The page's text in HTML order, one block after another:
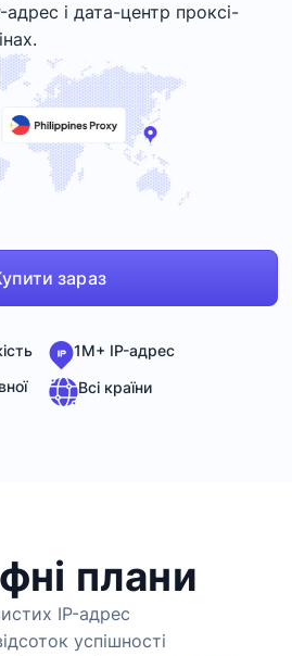
і дата-центр проксі-
зараз
1M+ IP-адрес
Всі країни
плани
IP-адрес
успішності